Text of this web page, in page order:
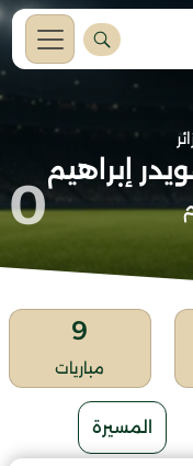
إبراهيم
0
9
مباريات
المسيرة